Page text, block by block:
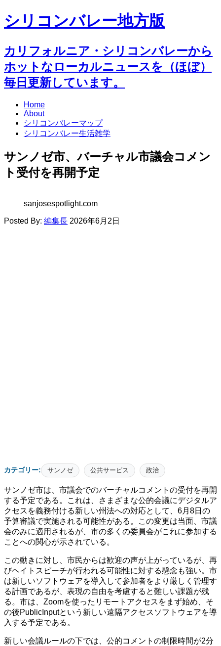
シリコンバレー地方版
カリフォルニア・シリコンバレーから
ホットなローカルニュースを（ほぼ）
毎日更新しています。
Home
About
シリコンバレーマップ
シリコンバレー生活雑学
サンノゼ市、バーチャル市議会コメン
ト受付を再開予定
sanjosespotlight.com
Posted By: 編集長 2026年6月2日
カテゴリー: サンノゼ 公共サービス 政治
サンノゼ市は、市議会でのバーチャルコメントの受付を再開
する予定である。これは、さまざまな公的会議にデジタルア
クセスを義務付ける新しい州法への対応として、6月8日の
予算審議で実施される可能性がある。この変更は当面、市議
会のみに適用されるが、市の多くの委員会がこれに参加する
ことへの関心が示されている。
この動きに対し、市民からは歓迎の声が上がっているが、再
びヘイトスピーチが行われる可能性に対する懸念も強い。市
は新しいソフトウェアを導入して参加者をより厳しく管理す
る計画であるが、表現の自由を考慮すると難しい課題が残
る。市は、Zoomを使ったリモートアクセスをまず始め、そ
の後PublicInputという新しい遠隔アクセスソフトウェアを導
入する予定である。
新しい会議ルールの下では、公的コメントの制限時間が2分